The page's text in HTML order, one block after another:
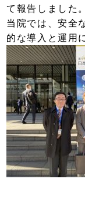
て報告しました。
当院では、安全
的な導入と運用